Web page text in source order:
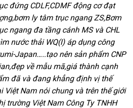
đứng CDLF,CDMF động cơ đạt
ly tâm trục ngang ZS,Bơm
ngang đa tầng cánh MS và CHL
nước thải WQ(I) áp dụng công
Japan…..tạo nên sản phẩm CNP
về mẫu mã,giá thành cạnh
đã và đang khẳng định vị thế
Việt Nam nói chung và trên thế giới
trường Việt Nam Công Ty TNHH